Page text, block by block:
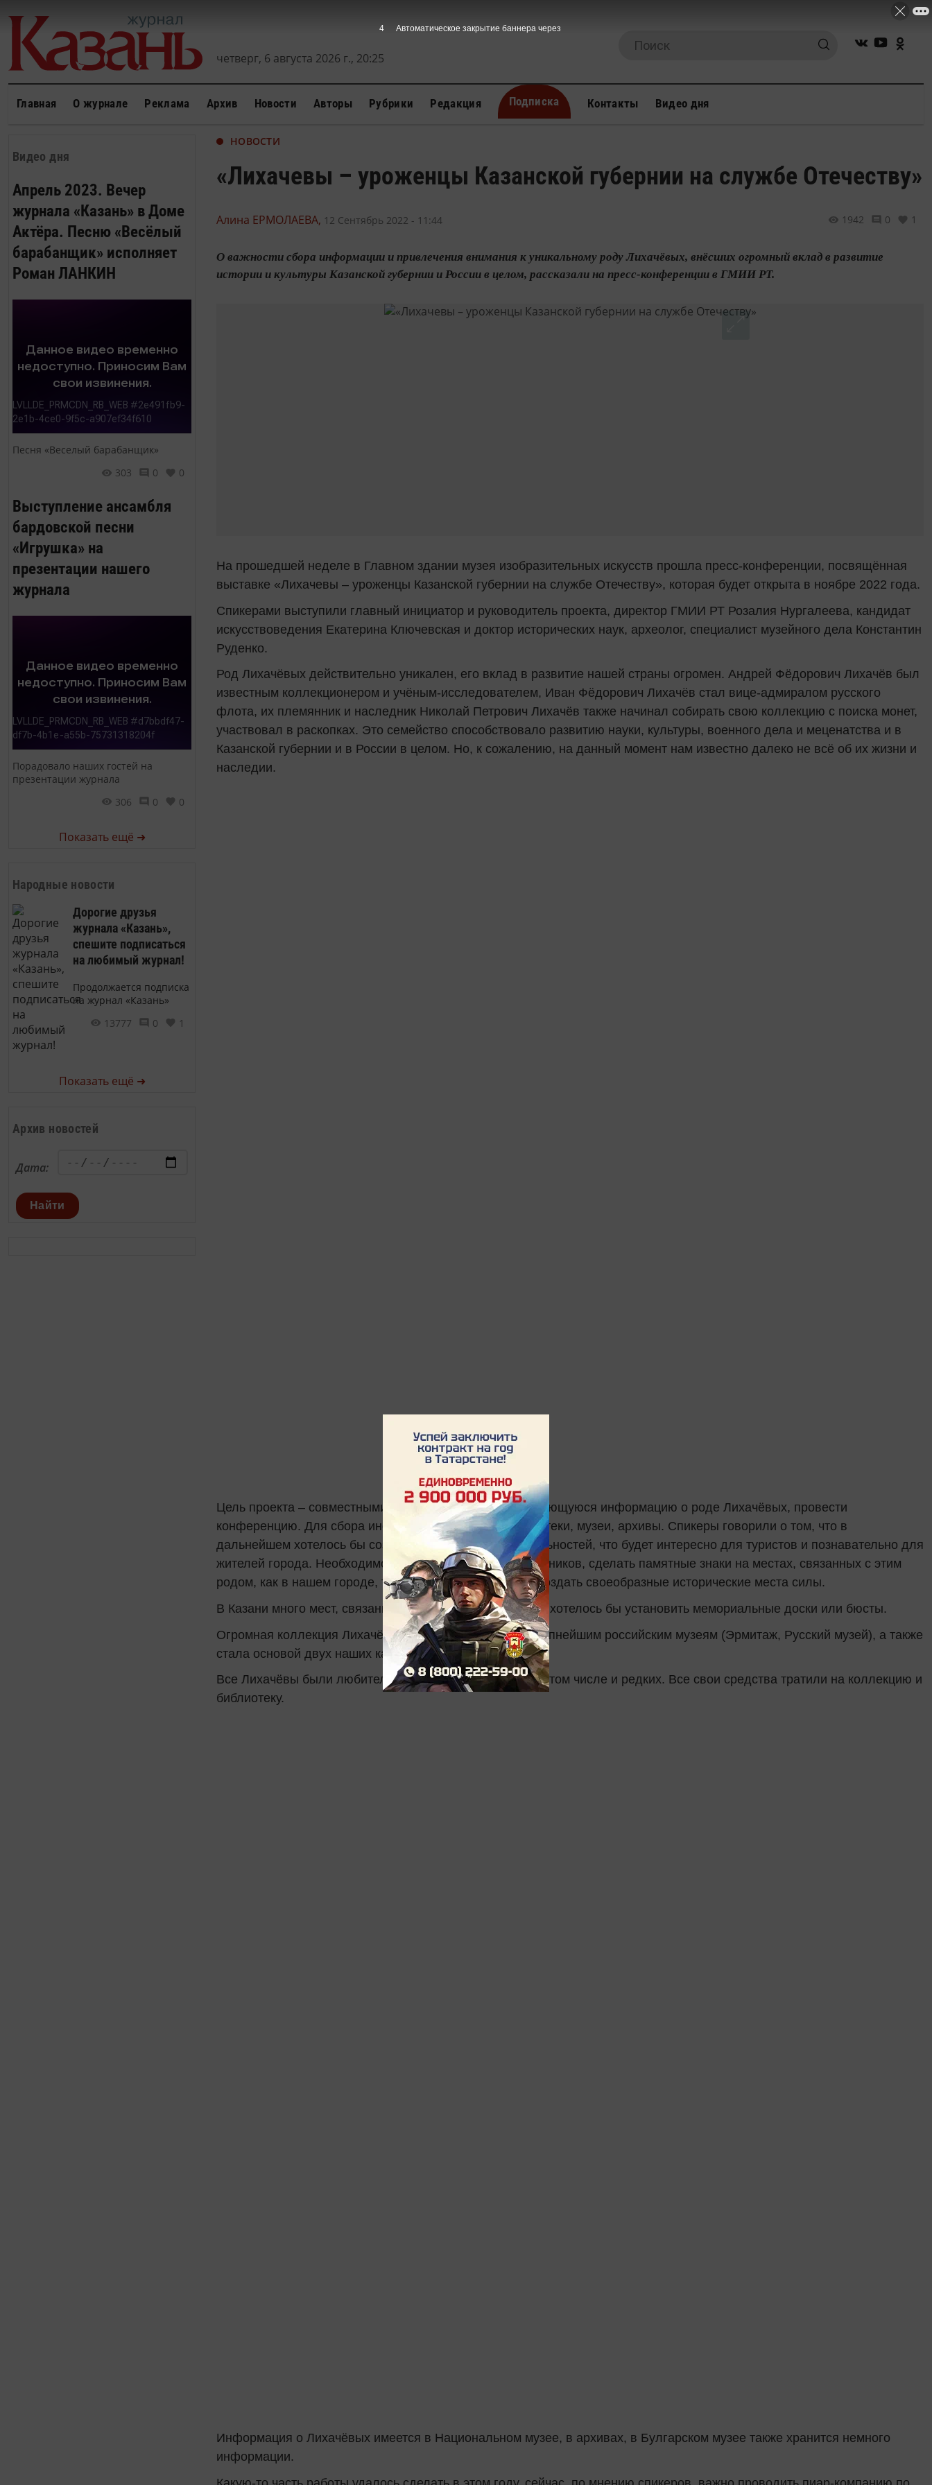
четверг, 6 августа 2026 г., 20:25
Главная О журнале Реклама Архив Новости Авторы Рубрики Редакция Подписка Контакты Видео дня
Видео дня
Апрель 2023. Вечер
журнала «Казань» в Доме
Актёра. Песню «Весёлый
барабанщик» исполняет
Роман ЛАНКИН
Песня «Веселый барабанщик»
303
0 0
Выступление ансамбля
бардовской песни
«Игрушка» на
презентации нашего
журнала
Порадовало наших гостей на
презентации журнала
306
0 0
Показать ещё ➜
Народные новости
Дорогие друзья
журнала «Казань»,
спешите подписаться
на любимый журнал!
Продолжается подписка
на журнал «Казань»
13777
0 1
Показать ещё ➜
Архив новостей
Дата:
Найти
НОВОСТИ
«Лихачевы – уроженцы Казанской губернии на службе Отечеству»
Алина ЕРМОЛАЕВА, 12 Сентябрь 2022 - 11:44 1942 0 1
О важности сбора информации и привлечения внимания к уникальному роду Лихачёвых, внёсших огромный вклад в развитие
истории и культуры Казанской губернии и России в целом, рассказали на пресс-конференции в ГМИИ РТ.
На прошедшей неделе в Главном здании музея изобразительных искусств прошла пресс-конференции, посвящённая
выставке «Лихачевы – уроженцы Казанской губернии на службе Отечеству», которая будет открыта в ноябре 2022 года.
Спикерами выступили главный инициатор и руководитель проекта, директор ГМИИ РТ Розалия Нургалеева, кандидат
искусствоведения Екатерина Ключевская и доктор исторических наук, археолог, специалист музейного дела Константин
Руденко.
Род Лихачёвых действительно уникален, его вклад в развитие нашей страны огромен. Андрей Фёдорович Лихачёв был
известным коллекционером и учёным-исследователем, Иван Фёдорович Лихачёв стал вице-адмиралом русского
флота, их племянник и наследник Николай Петрович Лихачёв также начинал собирать свою коллекцию с поиска монет,
участвовал в раскопках. Это семейство способствовало развитию науки, культуры, военного дела и меценатства и в
Казанской губернии и в России в целом. Но, к сожалению, на данный момент нам известно далеко не всё об их жизни и
наследии.
Цель проекта – совместными усилиями собрать всю имеющуюся информацию о роде Лихачёвых, провести
конференцию. Для сбора информации привлечь библиотеки, музеи, архивы. Спикеры говорили о том, что в
дальнейшем хотелось бы создать сеть достопримечательностей, что будет интересно для туристов и познавательно для
жителей города. Необходимо возбудить интерес у школьников, сделать памятные знаки на местах, связанных с этим
родом, как в нашем городе, так и по всей республике. Создать своеобразные исторические места силы.
В Казани много мест, связанных с этим родом. На домах хотелось бы установить мемориальные доски или бюсты.
Огромная коллекция Лихачёвых затем разошлась по крупнейшим российским музеям (Эрмитаж, Русский музей), а также
стала основой двух наших казанских музеев.
Все Лихачёвы были любителями и собирателями книг, в том числе и редких. Все свои средства тратили на коллекцию и
библиотеку.
Информация о Лихачёвых имеется в Национальном музее, в архивах, в Булгарском музее также хранится немного
информации.
3 Автоматическое закрытие баннера через